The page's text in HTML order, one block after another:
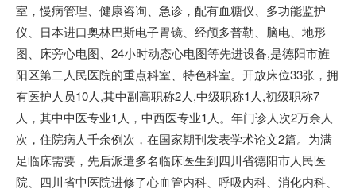
室，慢病管理、健康咨询、急诊，配有血糖仪、多功能监护
仪、日本进口奥林巴斯电子胃镜、经颅多普勒、脑电、地形
图、床旁心电图、24小时动态心电图等先进设备,是德阳市旌
阳区第二人民医院的重点科室、特色科室。开放床位33张，拥
有医护人员10人,其中副高职称2人,中级职称1人,初级职称7
人，其中中医专业1人，中西医专业1人。年门诊人次2万余人
次，住院病人千余例次，在国家期刊发表学术论文2篇。为满
足临床需要，先后派遣多名临床医生到四川省德阳市人民医
院、四川省中医院进修了心血管内科、呼吸内科、消化内科、